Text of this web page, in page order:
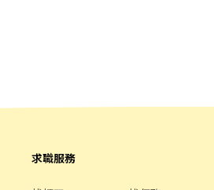
供膳人員體檢報告】，這點請先留意。 〝 面試前，先來吃一頓！〞
我們相信，喜歡這份工作的人，一定也會喜歡
到面試邀約，就能拿到一張【品牌餐飲體
求職服務